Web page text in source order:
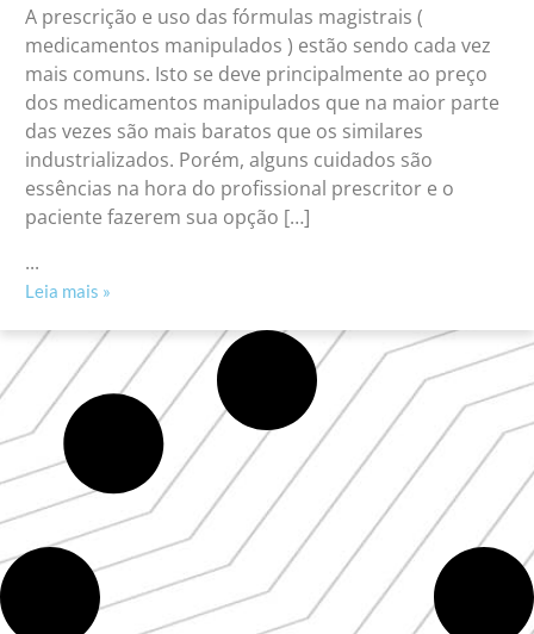
A prescrição e uso das fórmulas magistrais (
medicamentos manipulados ) estão sendo cada vez
mais comuns. Isto se deve principalmente ao preço
dos medicamentos manipulados que na maior parte
das vezes são mais baratos que os similares
industrializados. Porém, alguns cuidados são
essências na hora do profissional prescritor e o
paciente fazerem sua opção […]
...
Leia mais »